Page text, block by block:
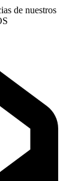
de nuestros